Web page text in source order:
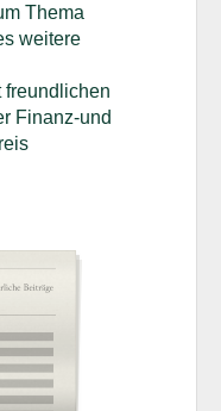
Thema
weitere
freundlichen
Finanz-und